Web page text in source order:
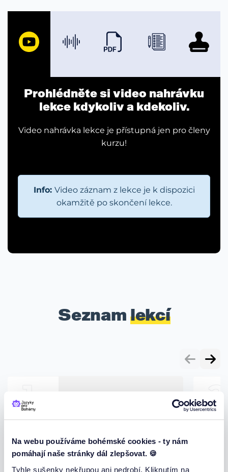
Na webu používáme bohémské cookies - ty nám
pomáhají naše stránky dál zlepšovat. 🍪
Tyhle sušenky nekřupou ani nedrobí. Kliknutím na
Prohlédněte si video nahrávku
lekce kdykoliv a kdekoliv.
Video nahrávka lekce je přístupná jen pro členy
kurzu!
Info: Video záznam z lekce je k dispozici
okamžitě po skončení lekce.
Seznam lekcí
1
Konversationskurs
In dieser Lektion stellen sich
2